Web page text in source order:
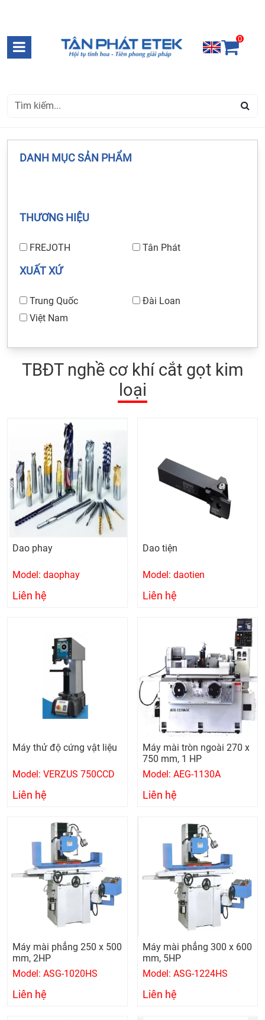
0
DANH MỤC SẢN PHẨM
THƯƠNG HIỆU
FREJOTH Tân Phát
XUẤT XỨ
Trung Quốc
Đài Loan
Việt Nam
TBĐT nghề cơ khí cắt gọt kim
loại
Dao phay
Model: daophay
Liên hệ
Dao tiện
Model: daotien
Liên hệ
Máy thử độ cứng vật liệu
Model: VERZUS 750CCD
Liên hệ
Máy mài tròn ngoài 270 x
750 mm, 1 HP
Model: AEG-1130A
Liên hệ
Máy mài phẳng 250 x 500
mm, 2HP
Model: ASG-1020HS
Liên hệ
Máy mài phẳng 300 x 600
mm, 5HP
Model: ASG-1224HS
Liên hệ